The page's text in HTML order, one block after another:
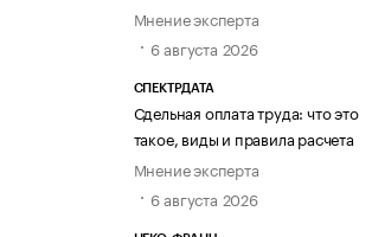
Мнение эксперта
6 августа 2026
СПЕКТРДАТА
Сдельная оплата труда: что это
такое, виды и правила расчета
Мнение эксперта
6 августа 2026